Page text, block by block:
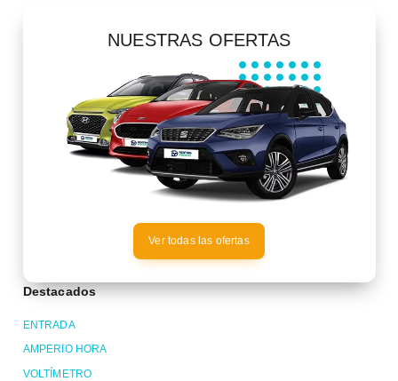
NUESTRAS OFERTAS
Ver todas las ofertas
Destacados
ENTRADA
AMPERIO HORA
VOLTÍMETRO